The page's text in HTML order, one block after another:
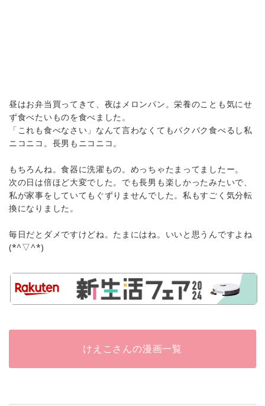
昼はお弁当買ってきて、夜はメロンパン。栄養のことも気にせ
ず食べたいものを食べました。
「これも食べなさい」なんて言わなくてもバクバク食べるし私
ニコニコ。長男もニコニコ。
もちろんね。食器に洗濯もの。めっちゃたまってましたー。
次の日は倍ほど大変でした。でも長男も楽しかったみたいで、
私が家事をしていてもぐずりませんでした。私もすごく気分転
換になりました。
毎日だとダメですけどね。たまにはね。いいと思うんですよね
(*^▽^*)
けえこさんの漫画一覧